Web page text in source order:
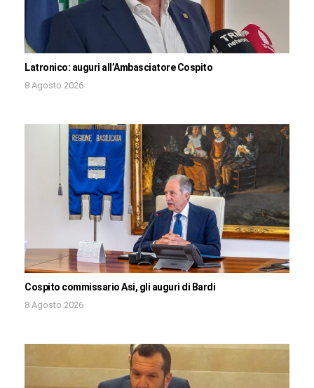
Latronico: auguri all’Ambasciatore Cospito
8 Agosto 2026
Cospito commissario Asi, gli auguri di Bardi
8 Agosto 2026